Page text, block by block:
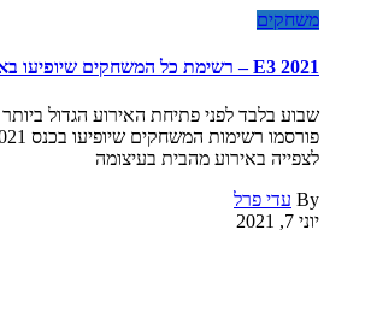
משחקים
E3 2021 – רשימת כל המשחקים שיופיעו באירוע
שבוע בלבד לפני פתיחת האירוע הגדול ביותר
לצפייה באירוע מהבית בעיצומה
By עדי פרל
יוני 7, 2021